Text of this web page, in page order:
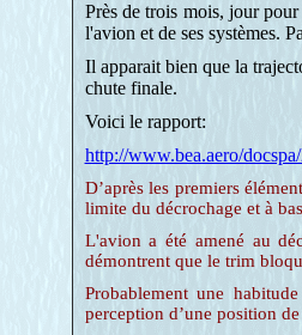
Près de trois mois, jour
l'avion et de ses systèmes.
Il apparait bien que la
chute finale.
Voici le rapport:
http://www.bea.aero/
D’après les premiers
limite du décrochage et à
L'avion a été amené au
démontrent que le trim
Probablement une
perception d’une position